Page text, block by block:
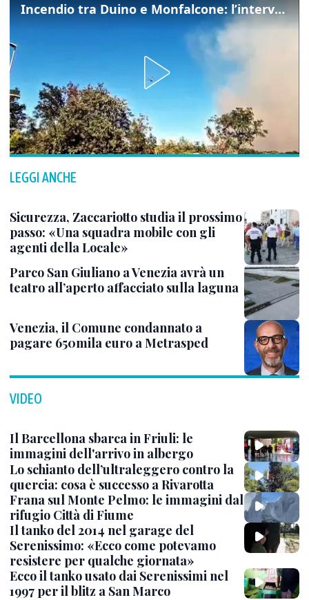
Incendio tra Duino e Monfalcone: l’intervento dei vigili del fuoco
LEGGI ANCHE
Sicurezza, Zaccariotto studia il prossimo
passo: «Una squadra mobile con gli
agenti della Locale»
Parco San Giuliano a Venezia avrà un
teatro all’aperto affacciato sulla laguna
Venezia, il Comune condannato a
pagare 650mila euro a Metrasped
VIDEO
Il Barcellona sbarca in Friuli: le
immagini dell'arrivo in albergo
Lo schianto dell’ultraleggero contro la
quercia: cosa è successo a Rivarotta
Frana sul Monte Pelmo: le immagini dal
rifugio Città di Fiume
Il tanko del 2014 nel garage del
Serenissimo: «Ecco come potevamo
resistere per qualche giornata»
Ecco il tanko usato dai Serenissimi nel
1997 per il blitz a San Marco